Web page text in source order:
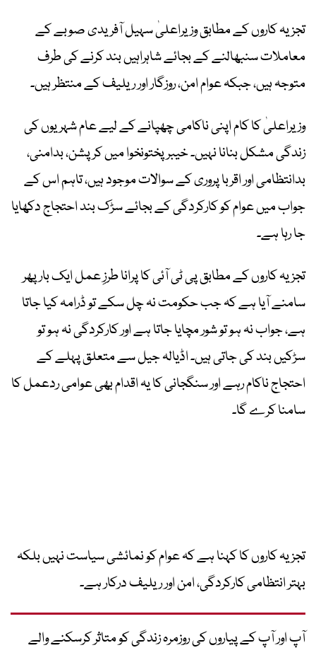
تجزیہ کاروں کے مطابق وزیراعلیٰ سہیل آفریدی صوبے کے
معاملات سنبھالنے کے بجائے شاہراہیں بند کرنے کی طرف
متوجہ ہیں، جبکہ عوام امن، روزگار اور ریلیف کے منتظر ہیں۔
وزیراعلیٰ کا کام اپنی ناکامی چھپانے کے لیے عام شہریوں کی
زندگی مشکل بنانا نہیں۔ خیبرپختونخوا میں کرپشن، بدامنی،
بدانتظامی اور اقربا پروری کے سوالات موجود ہیں، تاہم اس کے
جواب میں عوام کو کارکردگی کے بجائے سڑک بند احتجاج دکھایا
جا رہا ہے۔
تجزیہ کاروں کے مطابق پی ٹی آئی کا پرانا طرزِ عمل ایک بار پھر
سامنے آیا ہے کہ جب حکومت نہ چل سکے تو ڈرامہ کیا جاتا
ہے، جواب نہ ہو تو شور مچایا جاتا ہے اور کارکردگی نہ ہو تو
سڑکیں بند کی جاتی ہیں۔ اڈیالہ جیل سے متعلق پہلے کے
احتجاج ناکام رہے اور سنگجانی کا یہ اقدام بھی عوامی ردعمل کا
سامنا کرے گا۔
تجزیہ کاروں کا کہنا ہے کہ عوام کو نمائشی سیاست نہیں بلکہ
بہتر انتظامی کارکردگی، امن اور ریلیف درکار ہے۔
آپ اور آپ کے پیاروں کی روزمرہ زندگی کو متاثر کرسکنے والے